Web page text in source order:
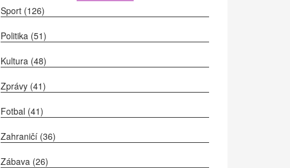
Sport (126)
Politika (51)
Kultura (48)
Zprávy (41)
Fotbal (41)
Zahraničí (36)
Zábava (26)